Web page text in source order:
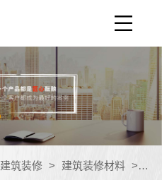
建筑装修 > 建筑装修材料 > 公